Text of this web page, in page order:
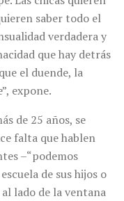
saber todo el
verdadera y
que hay detrás
el duende, la
expone.
de 25 años, se
falta que hablen
–“podemos
de sus hijos o
lado de la ventana